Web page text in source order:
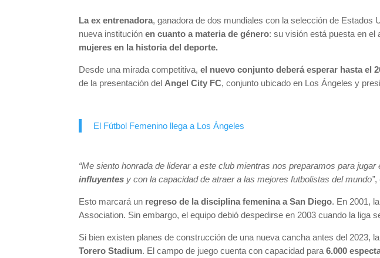
La ex entrenadora, ganadora de dos mundiales con la selección de Estados
nueva institución en cuanto a materia de género: su visión está puesta en el
mujeres en la historia del deporte.
Desde una mirada competitiva,el nuevo conjunto deberá esperar hasta el
de la presentación del Angel City FC, conjunto ubicado en Los Ángeles y
El Fútbol Femenino llega a Los Ángeles
“Me siento honrada de liderar a este club mientras nos preparamos para
influyentes y con la capacidad de atraer a las mejores futbolistas del mundo”,
Esto marcará un regreso de la disciplina femenina a San Diego. En 2001,
Association. Sin embargo, el equipo debió despedirse en 2003 cuando la liga
Si bien existen planes de construcción de una nueva cancha antes del 2023,
Torero Stadium. El campo de juego cuenta con capacidad para6.000